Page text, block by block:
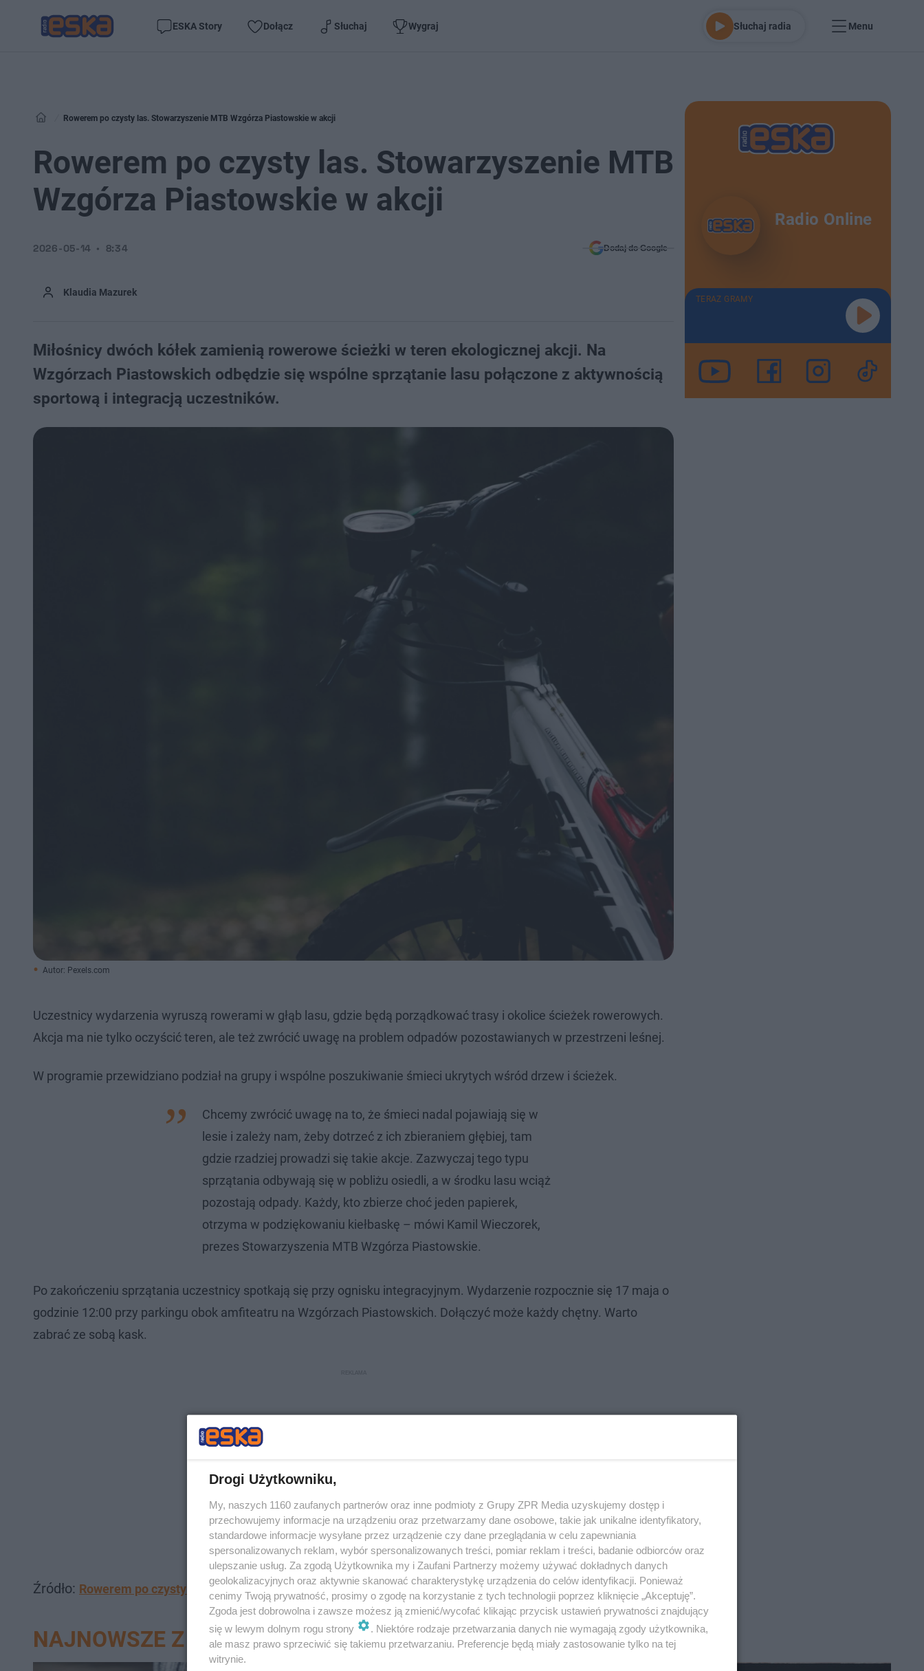
ESKA Story Dołącz Słuchaj Wygraj Słuchaj radia Menu
Rowerem po czysty las. Stowarzyszenie MTB Wzgórza Piastowskie w akcji
Rowerem po czysty las. Stowarzyszenie MTB
Wzgórza Piastowskie w akcji
Klaudia Mazurek
2026-05-14 8:34 Dodaj do Google
Miłośnicy dwóch kółek zamienią rowerowe ścieżki w teren ekologicznej akcji. Na
Wzgórzach Piastowskich odbędzie się wspólne sprzątanie lasu połączone z aktywnością
sportową i integracją uczestników.
Autor: Pexels.com
Uczestnicy wydarzenia wyruszą rowerami w głąb lasu, gdzie będą porządkować trasy i okolice ścieżek rowerowych.
Akcja ma nie tylko oczyścić teren, ale też zwrócić uwagę na problem odpadów pozostawianych w przestrzeni leśnej.
W programie przewidziano podział na grupy i wspólne poszukiwanie śmieci ukrytych wśród drzew i ścieżek.
Chcemy zwrócić uwagę na to, że śmieci nadal pojawiają się w
lesie i zależy nam, żeby dotrzeć z ich zbieraniem głębiej, tam
gdzie rzadziej prowadzi się takie akcje. Zazwyczaj tego typu
sprzątania odbywają się w pobliżu osiedli, a w środku lasu wciąż
pozostają odpady. Każdy, kto zbierze choć jeden papierek,
otrzyma w podziękowaniu kiełbaskę – mówi Kamil Wieczorek,
prezes Stowarzyszenia MTB Wzgórza Piastowskie.
Po zakończeniu sprzątania uczestnicy spotkają się przy ognisku integracyjnym. Wydarzenie rozpocznie się 17 maja o
godzinie 12:00 przy parkingu obok amfiteatru na Wzgórzach Piastowskich. Dołączyć może każdy chętny. Warto
zabrać ze sobą kask.
Źródło: Rowerem po czysty las. Stowarzyszenie MTB Wzgórza Piastowskie w akcji
Radio Online
TERAZ GRAMY
NAJNOWSZE Z DZIAŁU ŻARY
Drogi Użytkowniku,
My, naszych 1160 zaufanych partnerów oraz inne podmioty z Grupy ZPR Media uzyskujemy dostęp i
przechowujemy informacje na urządzeniu oraz przetwarzamy dane osobowe, takie jak unikalne identyfikatory,
standardowe informacje wysyłane przez urządzenie czy dane przeglądania w celu zapewniania
spersonalizowanych reklam, wybór spersonalizowanych treści, pomiar reklam i treści, badanie odbiorców oraz
ulepszanie usług. Za zgodą Użytkownika my i Zaufani Partnerzy możemy używać dokładnych danych
geolokalizacyjnych oraz aktywnie skanować charakterystykę urządzenia do celów identyfikacji. Ponieważ
cenimy Twoją prywatność, prosimy o zgodę na korzystanie z tych technologii poprzez kliknięcie „Akceptuję”.
Zgoda jest dobrowolna i zawsze możesz ją zmienić/wycofać klikając przycisk ustawień prywatności znajdujący
się w lewym dolnym rogu strony
. Niektóre rodzaje przetwarzania danych nie wymagają zgody użytkownika,
ale masz prawo sprzeciwić się takiemu przetwarzaniu. Preferencje będą miały zastosowanie tylko na tej
witrynie.